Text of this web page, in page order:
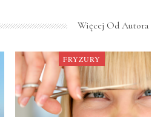
Więcej Od Autora
FRYZURY